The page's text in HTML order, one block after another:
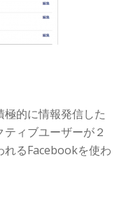
的に情報発信した
ィブユーザーが２
れるFacebookを使わ